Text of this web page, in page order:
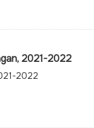
2021-2022
2022